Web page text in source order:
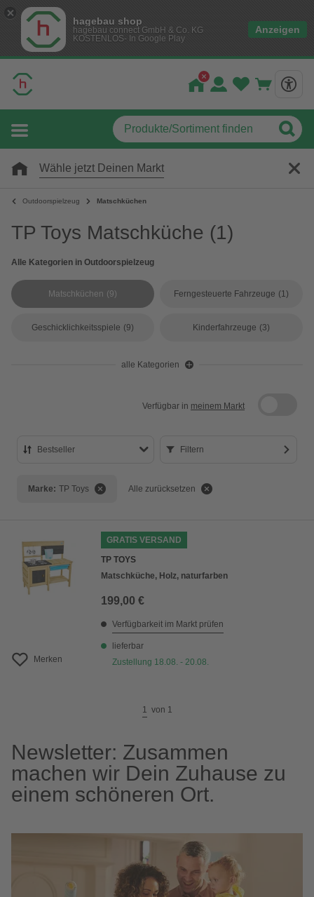
hagebau shop
hagebau connect GmbH & Co. KG
KOSTENLOS- In Google Play
Anzeigen
Wähle jetzt Deinen Markt
Outdoorspielzeug Matschküchen
TP Toys Matschküche (1)
Alle Kategorien in Outdoorspielzeug
Matschküchen (9) Ferngesteuerte Fahrzeuge (1)
Geschicklichkeitsspiele (9) Kinderfahrzeuge (3)
alle Kategorien
Verfügbar in meinem Markt
Bestseller
Bewertung
Filtern
Marke: TP Toys Alle zurücksetzen
Merken
GRATIS VERSAND
TP TOYS
Matschküche, Holz, naturfarben
199,00 €
Verfügbarkeit im Markt prüfen
lieferbar
Zustellung 18.08. - 20.08.
1 von 1
Newsletter: Zusammen
machen wir Dein Zuhause zu
einem schöneren Ort.